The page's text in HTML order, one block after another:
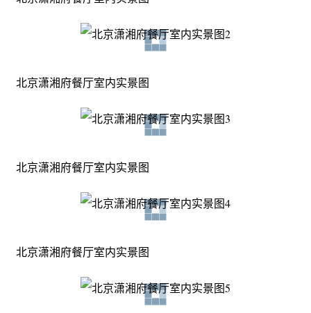
北京潇湘府餐厅室内实景图
北京潇湘府餐厅室内实景图
北京潇湘府餐厅室内实景图